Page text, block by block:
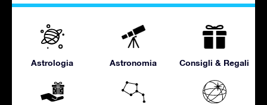
Astrologia Astronomia Consigli & Regali